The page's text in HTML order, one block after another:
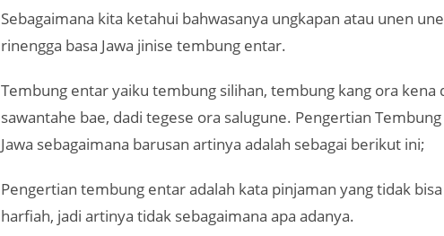
Sebagaimana kita ketahui bahwasanya ungkapan atau unen
rinengga basa Jawa jinise tembung entar.
Tembung entar yaiku tembung silihan, tembung kang ora kena
sawantahe bae, dadi tegese ora salugune. Pengertian
Jawa sebagaimana barusan artinya adalah sebagai berikut ini;
Pengertian tembung entar adalah kata pinjaman yang tidak
harfiah, jadi artinya tidak sebagaimana apa adanya.